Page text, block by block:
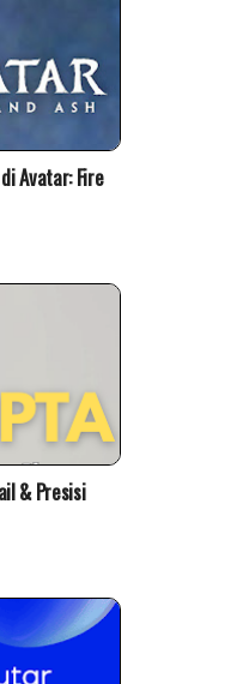
Avatar: Fire
& Presisi